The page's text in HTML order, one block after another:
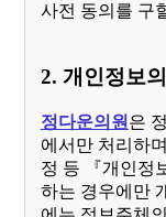
사전 동의를 구
2. 개인정보
정다운의원은
에서만 처리하
정 등 『개인정
하는 경우에만